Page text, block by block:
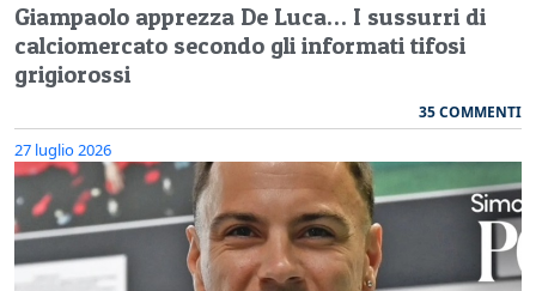
Giampaolo apprezza De Luca… I sussurri di
calciomercato secondo gli informati tifosi
grigiorossi
35 COMMENTI
27 luglio 2026